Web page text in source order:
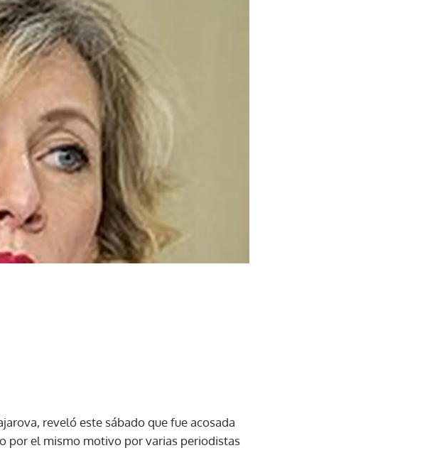
reveló este sábado que fue acosada
por el mismo motivo por varias periodistas